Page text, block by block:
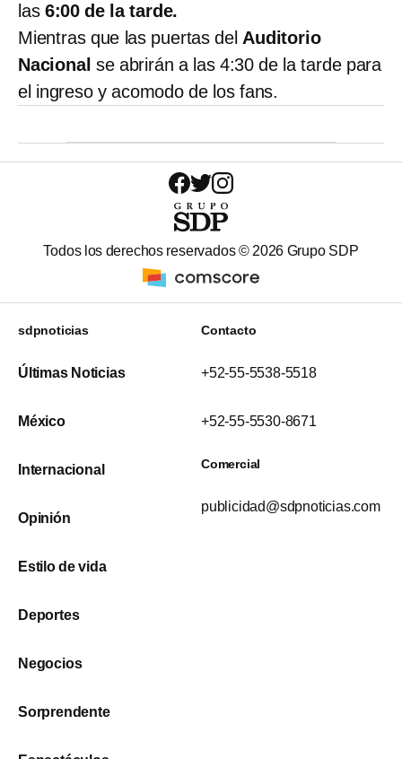
las 6:00 de la tarde.
Mientras que las puertas del Auditorio
Nacional se abrirán a las 4:30 de la tarde para
el ingreso y acomodo de los fans.
Todos los derechos reservados © 2026 Grupo SDP
sdpnoticias
Últimas Noticias
México
Internacional
Opinión
Estilo de vida
Deportes
Negocios
Sorprendente
Contacto
+52-55-5538-5518
+52-55-5530-8671
Comercial
publicidad@sdpnoticias.com